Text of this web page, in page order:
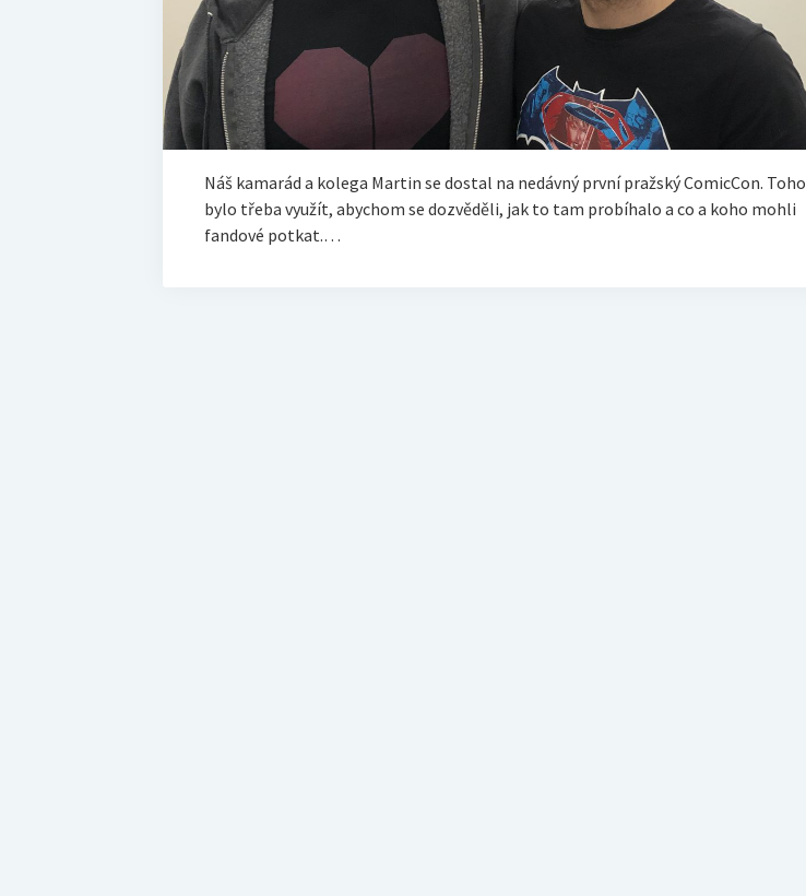
Náš kamarád a kolega Martin se dostal na nedávný první pražský ComicCon. Toho
bylo třeba využít, abychom se dozvěděli, jak to tam probíhalo a co a koho mohli
fandové potkat.…